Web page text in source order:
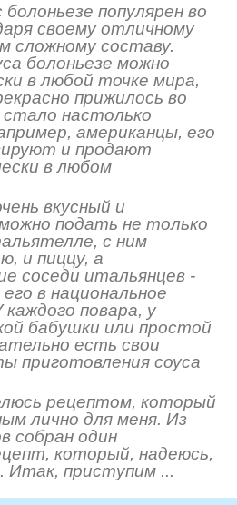
популярен во
своему отличному
сложному составу.
болоньезе можно
в любой точке мира,
прижилось во
настолько
американцы, его
и продают
в любом
вкусный и
подать не только
с ним
и пиццу, а
соседи итальянцев -
в национальное
каждого повара, у
бабушки или простой
есть свои
приготовления соуса
рецептом, который
лично для меня. Из
собран один
который, надеюсь,
Итак, приступим ...